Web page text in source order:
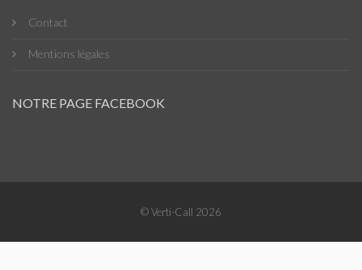
Contact
Mentions légales
NOTRE PAGE FACEBOOK
© Verti-Call 2026